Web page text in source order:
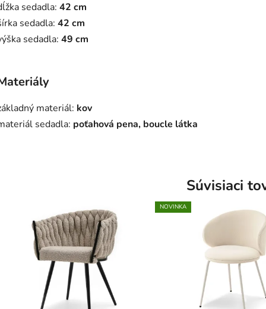
sedadla: 42 cm
sedadla: 42 cm
sedadla: 49 cm
materiál: kov
sedadla: poťahová pena, boucle látka
Súvisiaci
NOVINKA